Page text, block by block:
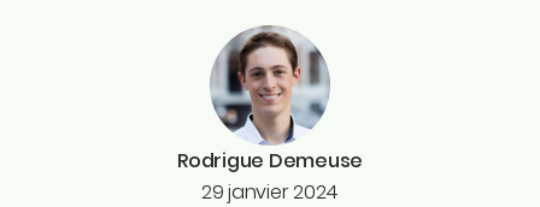
Rodrigue Demeuse
29 janvier 2024